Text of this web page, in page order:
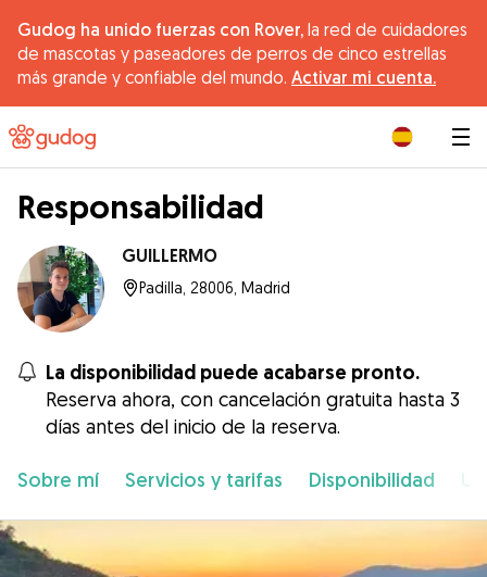
Gudog ha unido fuerzas con Rover, la red de cuidadores
de mascotas y paseadores de perros de cinco estrellas
más grande y confiable del mundo. Activar mi cuenta.
Responsabilidad
GUILLERMO
Padilla, 28006, Madrid
La disponibilidad puede acabarse pronto.
Reserva ahora, con cancelación gratuita hasta 3
días antes del inicio de la reserva.
Sobre mí Servicios y tarifas Disponibilidad